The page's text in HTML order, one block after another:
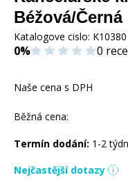
Béžová/Černá
Katalogove cislo: K10380
0% 0
Naše cena s DPH
Běžná cena:
Termín dodání: 1-2
Nejčastější dotazy